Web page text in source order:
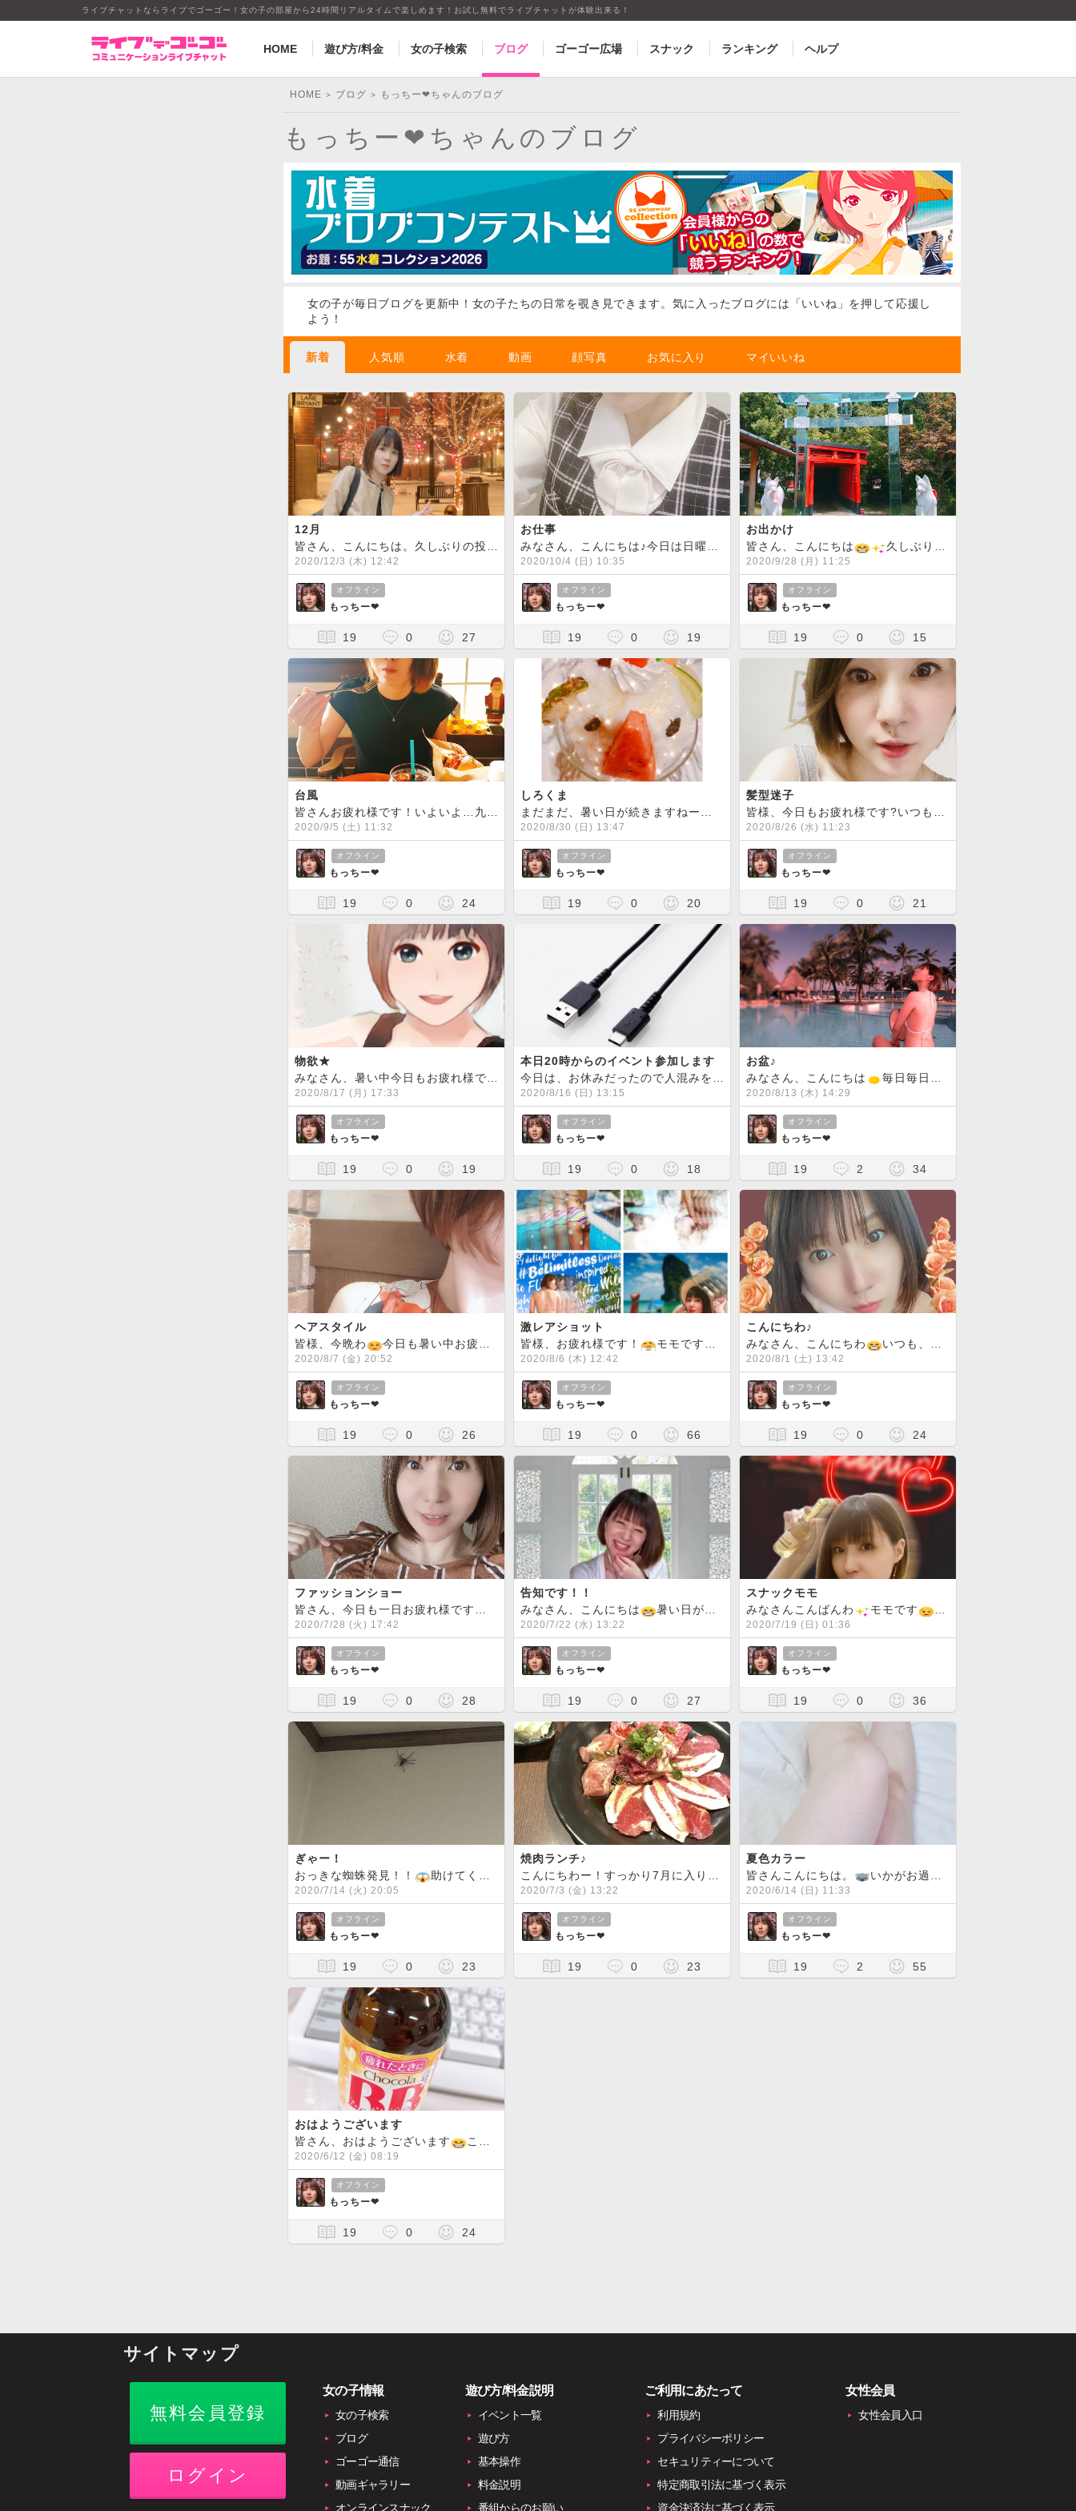
ライブチャットならライブでゴーゴー！女の子の部屋から24時間リアルタイムで楽しめます！お試し無料でライブチャットが体験出来る！
HOME 遊び方/料金 女の子検索 ブログ ゴーゴー広場 スナック ランキング ヘルプ
HOME > ブログ > もっちー❤︎ちゃんのブログ
もっちー❤︎ちゃんのブログ
女の子が毎日ブログを更新中！女の子たちの日常を覗き見できます。気に入ったブログには「いいね」を押して応援し
よう！
新着 人気順 水着 動画 顔写真 お気に入り マイいいね
12月
ずいぶん寒くなってきましたね〜 どこ行ってもクリスマスソングが流れてワクワク楽し
2020/12/3 (木) 12:42
オフライン
もっちー❤︎
19 0 27
お仕事
2020/10/4 (日) 10:35
オフライン
もっちー❤︎
19 0 19
お出かけ
皆さん、こんにちは
久しぶりの投稿です夏バテなのか体調を崩してるため、以前よりログイン時間がすくなってますが、、、また復活したら宜しくお願いします
2020/9/28 (月) 11:25
オフライン
もっちー❤︎
19 0 15
台風
なんというか…ただ、無事を祈るばかりです ←自分のまた、笑顔でチ
2020/9/5 (土) 11:32
オフライン
もっちー❤︎
19 0 24
しろくま
先日、仕事帰りに友人と、白熊を食べに行ってきました
2020/8/30 (日) 13:47
オフライン
もっちー❤︎
19 0 20
髪型迷子
2020/8/26 (水) 11:23
オフライン
もっちー❤︎
19 0 21
物欲★
この前、コスメポーチを購入しに行ったときに、暇つぶしに時計の試着を
2020/8/17 (月) 17:33
オフライン
もっちー❤︎
19 0 19
本日20時からのイベント参加します
2020/8/16 (日) 13:15
オフライン
もっちー❤︎
19 0 18
お盆♪
みなさん、こんにちは
毎日毎日暑いですね
2020/8/13 (木) 14:29
オフライン
もっちー❤︎
19 2 34
ヘアスタイル
皆様、今晩わ
今日も暑い中お疲れ様でした 夏バテしてませんか？？ 昨日、わたしは、美容室へ行って髪の毛をショートっぽくしてきま
2020/8/7 (金) 20:52
オフライン
もっちー❤︎
19 0 26
激レアショット
皆様、お疲れ様です！
モモです 目に留めていただきありがとうございます
2020/8/6 (木) 12:42
オフライン
もっちー❤︎
19 0 66
こんにちわ♪
みなさん、こんにちわ
いつも、ブログを読んでいただきありがとうございます
2020/8/1 (土) 13:42
オフライン
もっちー❤︎
19 0 24
ファッションショー
厳しい暑さが続いてますが、体調いかがでしょうか？？ わたしは楽しい夏を夢見て、初夏にかわいい夏
2020/7/28 (火) 17:42
オフライン
もっちー❤︎
19 0 28
告知です！！
みなさん、こんにちは
暑い日が続きますが、体調いかがですか？？ 早速ですが、明日からゴーゴ
2020/7/22 (水) 13:22
オフライン
もっちー❤︎
19 0 27
スナックモモ
みなさんこんばんわ
モモです 今回、スナックモモをＯ
2020/7/19 (日) 01:36
オフライン
もっちー❤︎
19 0 36
ぎゃー！
おっきな蜘蛛発見！！
助けてくださいー
2020/7/14 (火) 20:05
オフライン
もっちー❤︎
19 0 23
焼肉ランチ♪
皆さんいかがお過ごしですか？？
2020/7/3 (金) 13:22
オフライン
もっちー❤︎
19 0 23
夏色カラー
皆さんこんにちは。
いかがお過ごしですか？梅雨でジメジメしてるので、気分を上げようと思いまして、ネイルを塗ってみました
2020/6/14 (日) 11:33
オフライン
もっちー❤︎
19 2 55
おはようございます
皆さん、おはようございます
こっちはすっかり梅雨に入り毎日が雨です
2020/6/12 (金) 08:19
オフライン
もっちー❤︎
19 0 24
サイトマップ
無料会員登録
ログイン
女の子情報
女の子検索
ブログ
ゴーゴー通信
動画ギャラリー
オンラインスナック
遊び方/料金説明
イベント一覧
遊び方
基本操作
料金説明
番組からのお願い
ご利用にあたって
利用規約
プライバシーポリシー
セキュリティーについて
特定商取引法に基づく表示
資金決済法に基づく表示
女性会員
女性会員入口